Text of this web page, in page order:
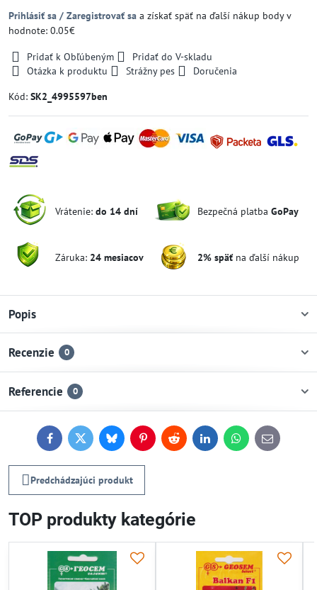
Prihlásiť sa / Zaregistrovať sa a získať späť na ďalší nákup body v
hodnote: 0.05€
Pridať k Obľúbeným
Pridať do V-skladu
Otázka k produktu
Strážny pes
Doručenia
Kód: SK2_4995597ben
Vrátenie: do 14 dní Bezpečná platba GoPay
Záruka: 24 mesiacov 2% späťna ďalší nákup
Popis
Recenzie 0
Referencie 0
FacebookTwitterBlueskyPinterestReddit LinkedInWhatsApp
E-
mail
Predchádzajúci produkt
TOP produkty kategórie